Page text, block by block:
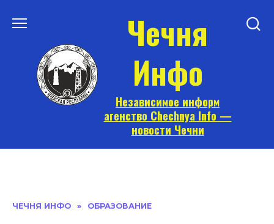
Чечня
Инфо
Независимое информ
агенство Chechnya Info —
новости Чечни
ЧЕЧНЯ ИНФО » ОБРАЗОВАНИЕ